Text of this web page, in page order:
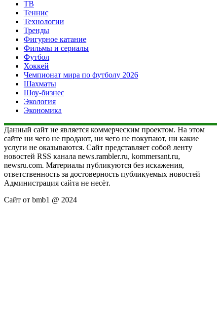
ТВ
Теннис
Технологии
Тренды
Фигурное катание
Фильмы и сериалы
Футбол
Хоккей
Чемпионат мира по футболу 2026
Шахматы
Шоу-бизнес
Экология
Экономика
Данный сайт не является коммерческим проектом. На этом
сайте ни чего не продают, ни чего не покупают, ни какие
услуги не оказываются. Сайт представляет собой ленту
новостей RSS канала news.rambler.ru, kommersant.ru,
newsru.com. Материалы публикуются без искажения,
ответственность за достоверность публикуемых новостей
Администрация сайта не несёт.
Сайт от bmb1 @ 2024